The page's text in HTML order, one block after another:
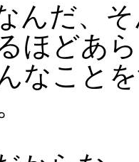
、そん
ほどあ
なこと